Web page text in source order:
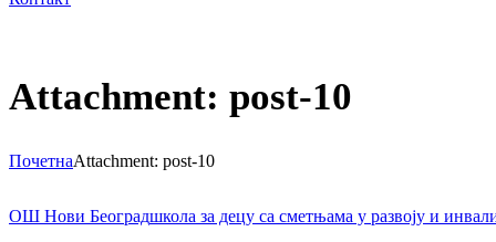
Attachment: post-10
ПочетнаAttachment: post-10
ОШ Нови Београдшкола за децу са сметњама у развоју и